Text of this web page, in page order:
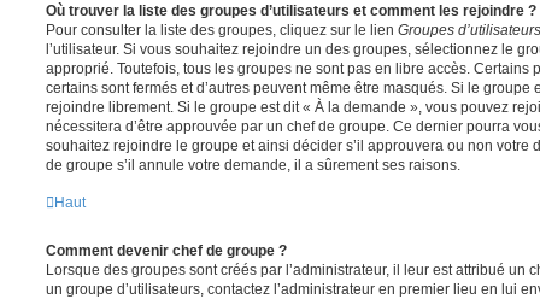
Où trouver la liste des groupes d’utilisateurs et comment les rejoindre ?
Pour consulter la liste des groupes, cliquez sur le lien Groupes d’utilisateurs
l’utilisateur. Si vous souhaitez rejoindre un des groupes, sélectionnez le
approprié. Toutefois, tous les groupes ne sont pas en libre accès. Certains
certains sont fermés et d’autres peuvent même être masqués. Si le groupe
rejoindre librement. Si le groupe est dit « À la demande », vous pouvez
nécessitera d’être approuvée par un chef de groupe. Ce dernier pourra
souhaitez rejoindre le groupe et ainsi décider s’il approuvera ou non votre
de groupe s’il annule votre demande, il a sûrement ses raisons.
Haut
Comment devenir chef de groupe ?
Lorsque des groupes sont créés par l’administrateur, il leur est attribué un
un groupe d’utilisateurs, contactez l’administrateur en premier lieu en lui